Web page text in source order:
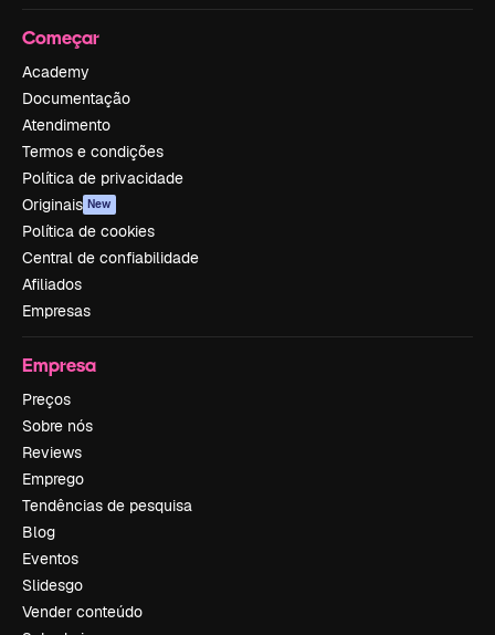
Começar
Academy
Documentação
Atendimento
Termos e condições
Política de privacidade
Originais New
Política de cookies
Central de confiabilidade
Afiliados
Empresas
Empresa
Preços
Sobre nós
Reviews
Emprego
Tendências de pesquisa
Blog
Eventos
Slidesgo
Vender conteúdo